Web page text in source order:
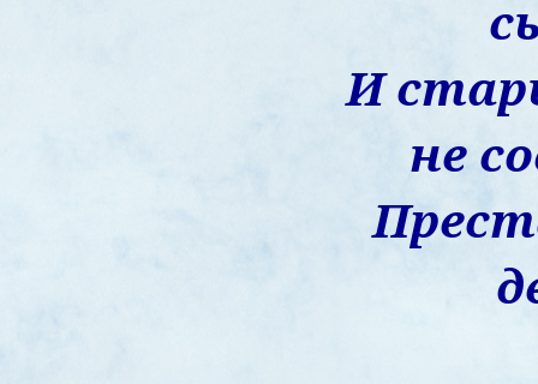
И
не